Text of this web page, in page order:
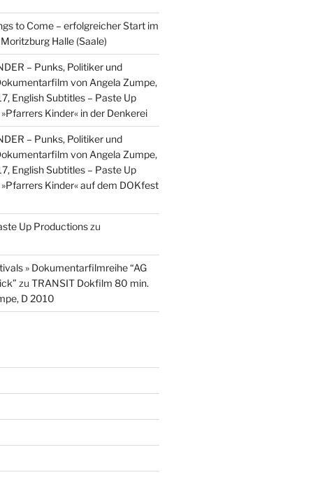
to Come – erfolgreicher Start im
Halle (Saale)
– Punks, Politiker und
von Angela Zumpe,
English Subtitles – Paste Up
»Pfarrers Kinder« in der Denkerei
– Punks, Politiker und
von Angela Zumpe,
English Subtitles – Paste Up
»Pfarrers Kinder« auf dem DOKfest
Up Productionszu
» Dokumentarfilmreihe “AG
zu TRANSIT Dokfilm 80 min.
D 2010